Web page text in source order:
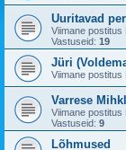
Uuritavad
Viimane postitus
Vastuseid: 19
Jüri
Viimane postitus
Varrese
Viimane postitus
Vastuseid: 9
Lõhmused